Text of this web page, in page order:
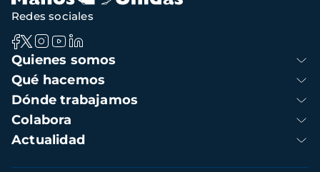
Navegación
principal
Quienes somos
Qué hacemos
Dónde trabajamos
Colabora
Actualidad
Redes sociales